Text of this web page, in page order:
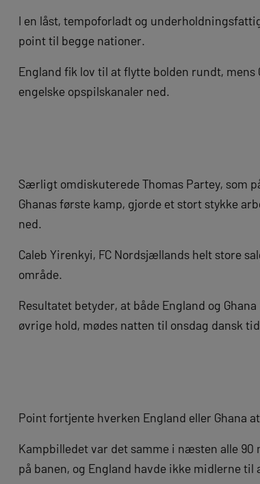
I en låst, tempoforladt og
point til begge nationer.
England fik lov til at flytte bolden rundt,
engelske opspilskanaler ned.
Særligt omdiskuterede Thomas Partey, som
Ghanas første kamp, gjorde et stort stykke
ned.
Caleb Yirenkyi, FC Nordsjællands helt store
område.
Resultatet betyder, at både England og
øvrige hold, mødes natten til onsdag dansk
Point fortjente hverken England eller Ghana
Kampbilledet var det samme i næsten alle
på banen, og England havde ikke midlerne